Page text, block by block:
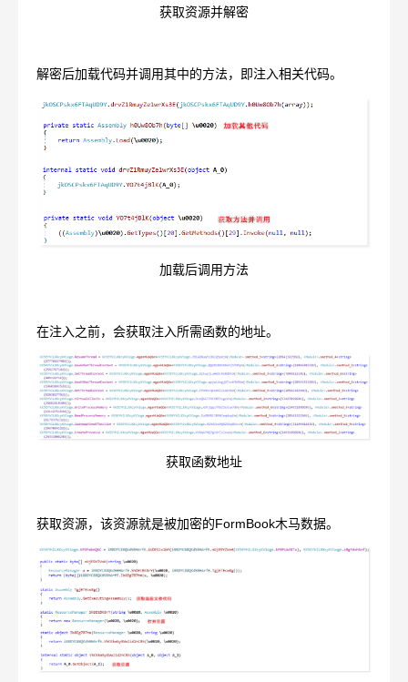
获取资源并解密
解密后加载代码并调用其中的方法，即注入相关代码。
加载后调用方法
在注入之前，会获取注入所需函数的地址。
获取函数地址
获取资源，该资源就是被加密的FormBook木马数据。